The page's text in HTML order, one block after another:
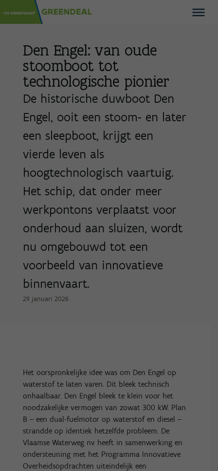
Den Engel: van oude
stoomboot tot
technologische pionier
De historische duwboot Den
Engel, ooit een stoom- en later
een sleepboot, krijgt een
vierde leven als
hoogtechnologisch vaartuig.
Het schip, dat onder meer
werkpontons verplaatst voor
onderhoud aan sluizen, wordt
nu omgebouwd tot een
voorbeeld van innovatieve
binnenvaart.
29 januari 2026
Het oorspronkelijke idee was om Den Engel op
waterstof te laten varen. Dit bleek technisch
onhaalbaar. Den Engel bleek te klein voor het
noodzakelijke vermogen van zowat 300 kW. Plan
B – een dual-fuelmotor op waterstof en diesel –
strandde op identiek hetzelfde probleem. De
Vlaamse Waterweg nv heeft in samenwerking en
ondersteuning met het Programma Innovatieve
Overheidsopdrachten uiteindelijk een